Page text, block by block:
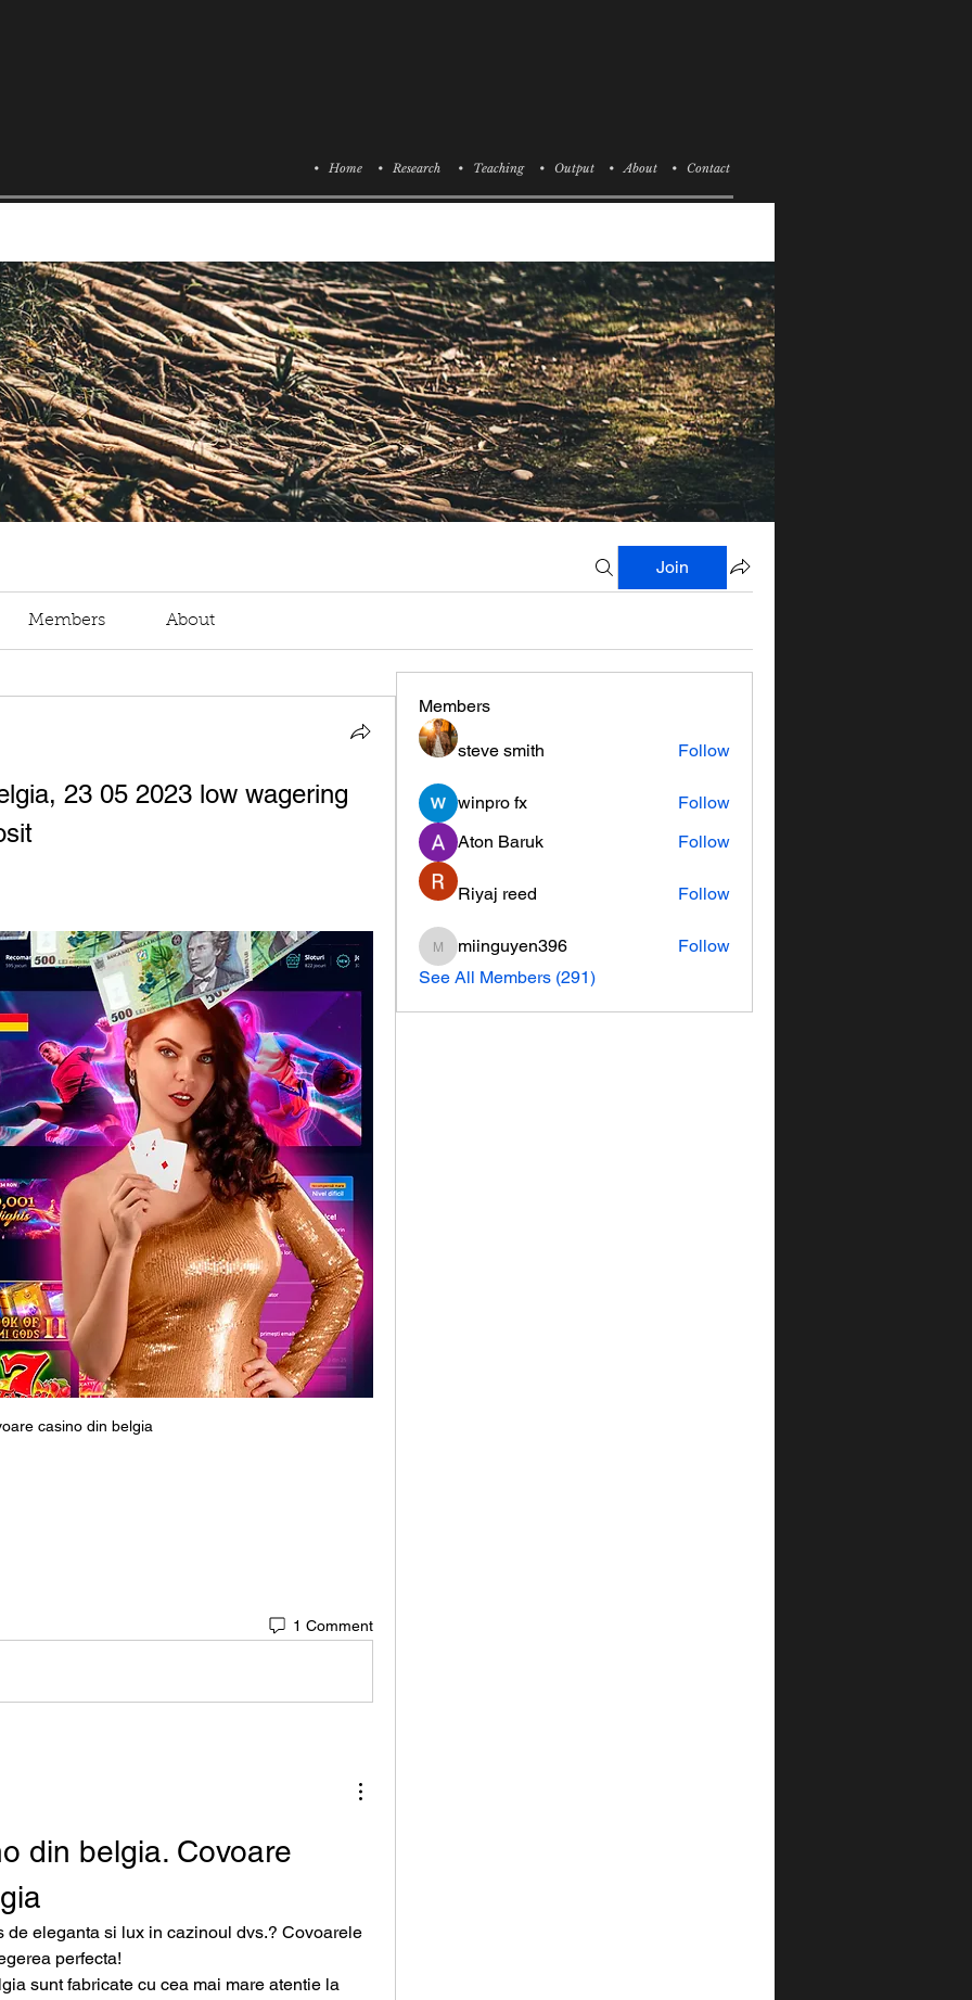
• Home • Research • Teaching • Output • About • Contact
Join
Members About
23 05 2023 low wagering
casino din belgia
1 Comment
din belgia. Covoare
de eleganta si lux in cazinoul dvs.? Covoarele
perfecta!
sunt fabricate cu cea mai mare atentie la
Members
steve smith Follow
winpro fx
Follow
Aton Baruk
Follow
Riyaj reed Follow
miinguyen396
miinguyen396
Follow
See All Members (291)